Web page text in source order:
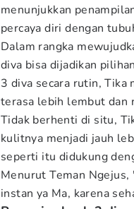
menunjukkan
percaya diri dengan
Dalam rangka
diva bisa dijadikan
3 diva secara rutin, Tika
terasa lebih lembut dan
Tidak berhenti di situ,
kulitnya menjadi jauh
seperti itu didukung
Menurut Teman Ngejus,
instan ya Ma, karena